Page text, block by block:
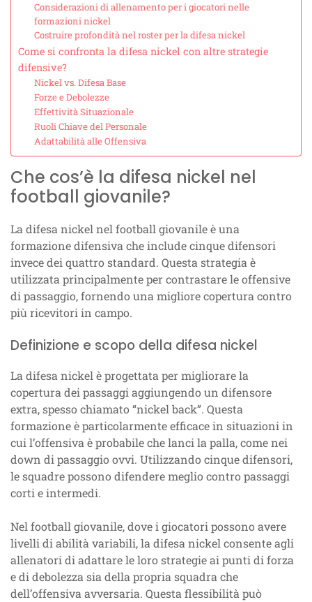
Considerazioni di allenamento per i giocatori nelle
formazioni nickel
Costruire profondità nel roster per la difesa nickel
Come si confronta la difesa nickel con altre strategie
difensive?
Nickel vs. Difesa Base
Forze e Debolezze
Effettività Situazionale
Ruoli Chiave del Personale
Adattabilità alle Offensiva
Che cos’è la difesa nickel nel
football giovanile?
La difesa nickel nel football giovanile è una
formazione difensiva che include cinque difensori
invece dei quattro standard. Questa strategia è
utilizzata principalmente per contrastare le offensive
di passaggio, fornendo una migliore copertura contro
più ricevitori in campo.
Definizione e scopo della difesa nickel
La difesa nickel è progettata per migliorare la
copertura dei passaggi aggiungendo un difensore
extra, spesso chiamato “nickel back”. Questa
formazione è particolarmente efficace in situazioni in
cui l’offensiva è probabile che lanci la palla, come nei
down di passaggio ovvi. Utilizzando cinque difensori,
le squadre possono difendere meglio contro passaggi
corti e intermedi.
Nel football giovanile, dove i giocatori possono avere
livelli di abilità variabili, la difesa nickel consente agli
allenatori di adattare le loro strategie ai punti di forza
e di debolezza sia della propria squadra che
dell’offensiva avversaria. Questa flessibilità può